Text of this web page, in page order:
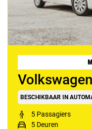
BESCHIKBAAR IN
5 Passagiers
5 Deuren